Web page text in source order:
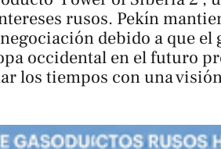
rusos. Pekín
debido a que el
occidental en el futuro
los tiempos con una